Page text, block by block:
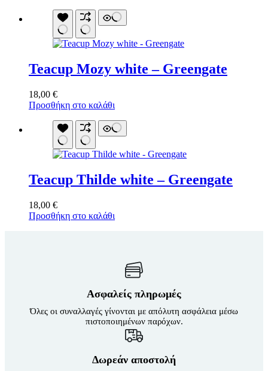
Teacup Mozy white – Greengate
18,00 €
Προσθήκη στο καλάθι
Teacup Thilde white – Greengate
18,00 €
Προσθήκη στο καλάθι
Ασφαλείς πληρωμές
Όλες οι συναλλαγές γίνονται με απόλυτη ασφάλεια μέσω
πιστοποιημένων παρόχων.
Δωρεάν αποστολή